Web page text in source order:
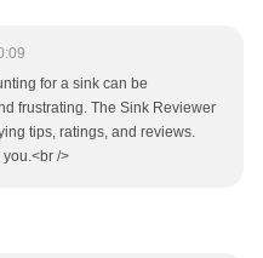
for a sink can be
frustrating. The Sink Reviewer
tips, ratings, and reviews.
you.<br />